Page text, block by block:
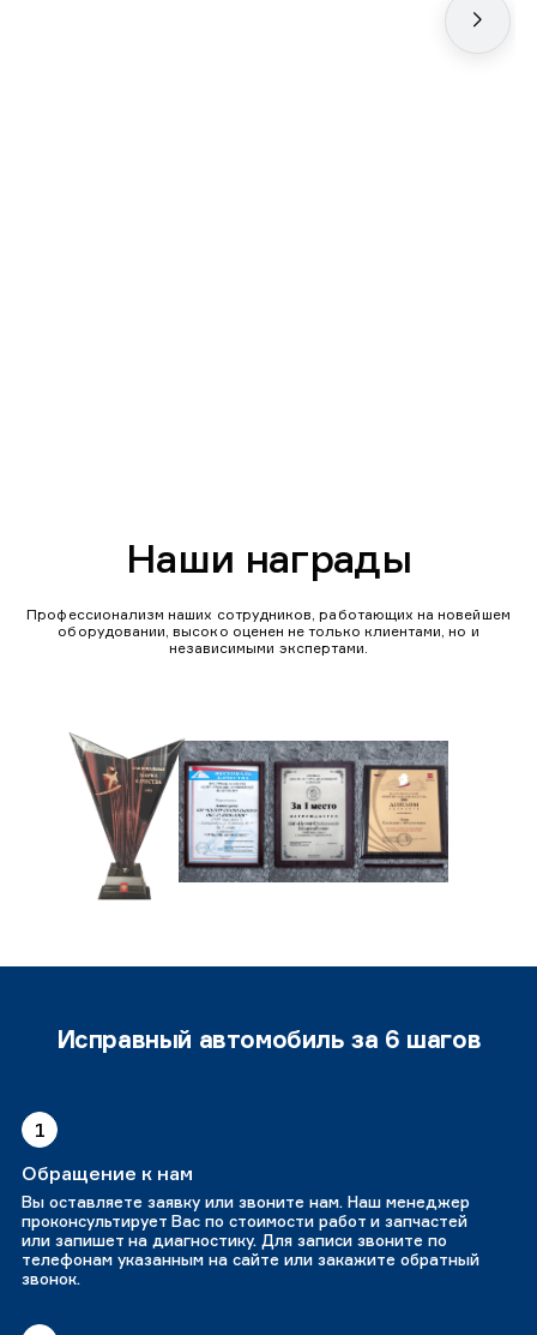
Наши награды
Профессионализм наших сотрудников, работающих на новейшем
оборудовании, высоко оценен не только клиентами, но и
независимыми экспертами.
Исправный автомобиль за 6 шагов
1
Обращение к нам
Вы оставляете заявку или звоните нам. Наш менеджер
проконсультирует Вас по стоимости работ и запчастей
или запишет на диагностику. Для записи звоните по
телефонам указанным на сайте или закажите обратный
звонок.